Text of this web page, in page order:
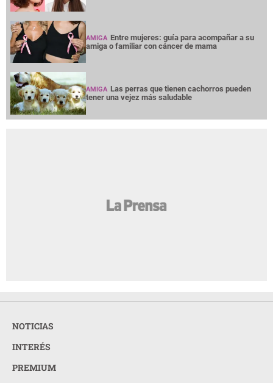
AMIGA Entre mujeres: guía para acompañar a su
amiga o familiar con cáncer de mama
AMIGA Las perras que tienen cachorros pueden
tener una vejez más saludable
NOTICIAS
INTERÉS
PREMIUM